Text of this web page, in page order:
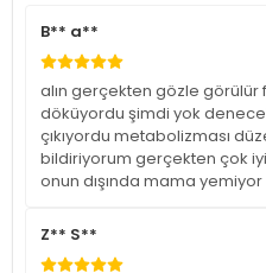
B** a**
alın gerçekten gözle görülür
döküyordu şimdi yok
çıkıyordu metabolizması
bildiriyorum gerçekten çok
onun dışında mama yemiyor
Z** S**